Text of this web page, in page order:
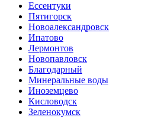
Ессентуки
Пятигорск
Новоалександровск
Ипатово
Лермонтов
Новопавловск
Благодарный
Минеральные воды
Иноземцево
Кисловодск
Зеленокумск